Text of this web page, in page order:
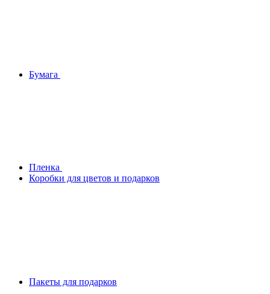
Бумага
Плeнка
Коробки для цветов и подарков
Пакеты для подарков